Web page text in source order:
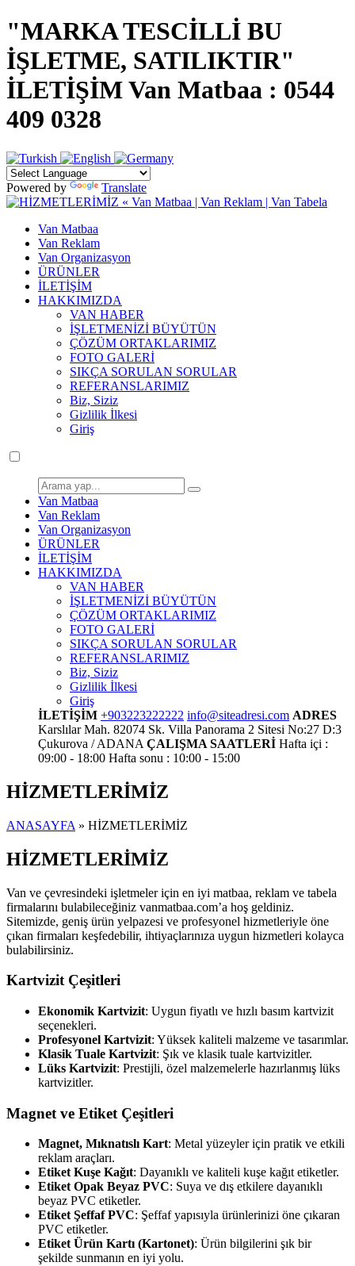
"MARKA TESCİLLİ BU
İŞLETME, SATILIKTIR"
İLETİŞİM Van Matbaa : 0544
409 0328
Powered by Translate
Van Matbaa
Van Reklam
Van Organizasyon
ÜRÜNLER
İLETİŞİM
HAKKIMIZDA
VAN HABER
İŞLETMENİZİ BÜYÜTÜN
ÇÖZÜM ORTAKLARIMIZ
FOTO GALERİ
SIKÇA SORULAN SORULAR
REFERANSLARIMIZ
Biz, Siziz
Gizlilik İlkesi
Giriş
Van Matbaa
Van Reklam
Van Organizasyon
ÜRÜNLER
İLETİŞİM
HAKKIMIZDA
VAN HABER
İŞLETMENİZİ BÜYÜTÜN
ÇÖZÜM ORTAKLARIMIZ
FOTO GALERİ
SIKÇA SORULAN SORULAR
REFERANSLARIMIZ
Biz, Siziz
Gizlilik İlkesi
Giriş
İLETİŞİM +903223222222 info@siteadresi.com ADRES
Karslılar Mah. 82074 Sk. Villa Panorama 2 Sitesi No:27 D:3
Çukurova / ADANA ÇALIŞMA SAATLERİ Hafta içi :
09:00 - 18:00 Hafta sonu : 10:00 - 15:00
HİZMETLERİMİZ
ANASAYFA » HİZMETLERİMİZ
HİZMETLERİMİZ
Van ve çevresindeki işletmeler için en iyi matbaa, reklam ve tabela
firmalarını bulabileceğiniz vanmatbaa.com’a hoş geldiniz.
Sitemizde, geniş ürün yelpazesi ve profesyonel hizmetleriyle öne
çıkan firmaları keşfedebilir, ihtiyaçlarınıza uygun hizmetleri kolayca
bulabilirsiniz.
Kartvizit Çeşitleri
Ekonomik Kartvizit: Uygun fiyatlı ve hızlı basım kartvizit
seçenekleri.
Profesyonel Kartvizit: Yüksek kaliteli malzeme ve tasarımlar.
Klasik Tuale Kartvizit: Şık ve klasik tuale kartvizitler.
Lüks Kartvizit: Prestijli, özel malzemelerle hazırlanmış lüks
kartvizitler.
Magnet ve Etiket Çeşitleri
Magnet, Mıknatıslı Kart: Metal yüzeyler için pratik ve etkili
reklam araçları.
Etiket Kuşe Kağıt: Dayanıklı ve kaliteli kuşe kağıt etiketler.
Etiket Opak Beyaz PVC: Suya ve dış etkilere dayanıklı
beyaz PVC etiketler.
Etiket Şeffaf PVC: Şeffaf yapısıyla ürünlerinizi öne çıkaran
PVC etiketler.
Etiket Ürün Kartı (Kartonet): Ürün bilgilerini şık bir
şekilde sunmanın en iyi yolu.